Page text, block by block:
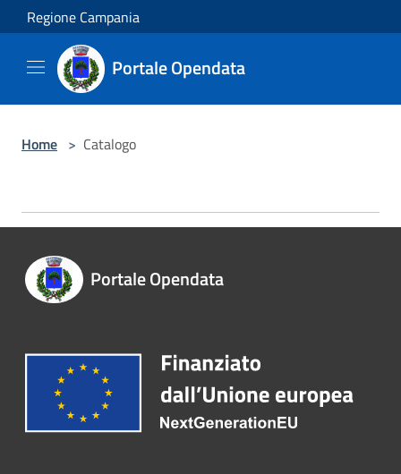
Salta al contenuto principale
Regione Campania
Portale Opendata
Home > Catalogo
Portale Opendata